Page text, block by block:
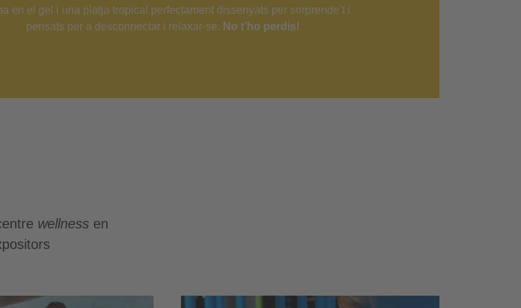
en el gel i una platja tropical perfectament dissenyats per sorprende’t i
pensats per a desconnectar i relaxar-se. No t’ho perdis!
wellnessen